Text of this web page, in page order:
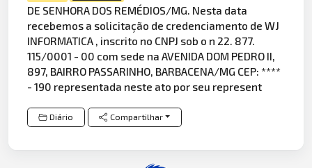
DE SENHORA DOS REMÉDIOS/MG. Nesta data
recebemos a solicitação de credenciamento de WJ
INFORMATICA , inscrito no CNPJ sob o n 22. 877.
115/0001 - 00 com sede na AVENIDA DOM PEDRO II,
897, BAIRRO PASSARINHO, BARBACENA/MG CEP: ****
- 190 representada neste ato por seu represent
Diário Compartilhar